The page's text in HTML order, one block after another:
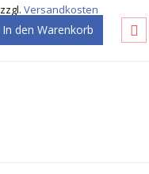
zzgl.Versandkosten
In den Warenkorb